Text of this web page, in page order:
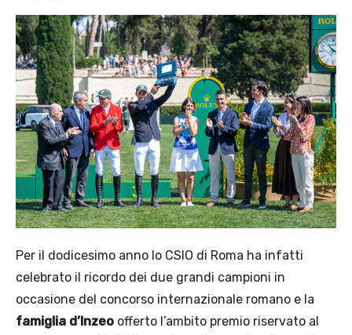
Per il dodicesimo anno lo CSIO di Roma ha infatti
celebrato il ricordo dei due grandi campioni in
occasione del concorso internazionale romano e la
famiglia d’Inzeo offerto l’ambito premio riservato al